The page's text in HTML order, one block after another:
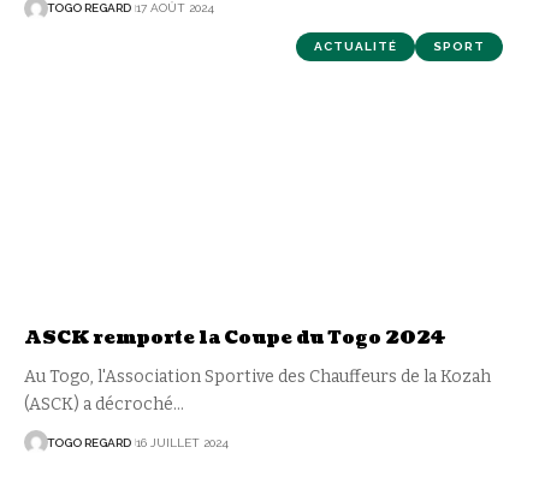
TOGO REGARD 17 AOÛT 2024
ACTUALITÉ SPORT
ASCK remporte la Coupe du Togo 2024
Au Togo, l'Association Sportive des Chauffeurs de la Kozah
(ASCK) a décroché…
TOGO REGARD 16 JUILLET 2024